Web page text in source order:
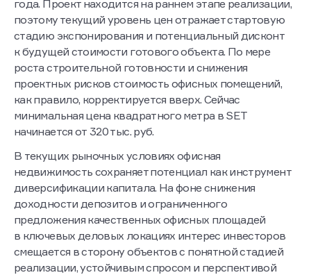
года. Проект находится на раннем этапе реализации,
поэтому текущий уровень цен отражает стартовую
стадию экспонирования и потенциальный дисконт
к будущей стоимости готового объекта. По мере
роста строительной готовности и снижения
проектных рисков стоимость офисных помещений,
как правило, корректируется вверх. Сейчас
минимальная цена квадратного метра в SET
начинается от 320 тыс. руб.
В текущих рыночных условиях офисная
недвижимость сохраняет потенциал как инструмент
диверсификации капитала. На фоне снижения
доходности депозитов и ограниченного
предложения качественных офисных площадей
в ключевых деловых локациях интерес инвесторов
смещается в сторону объектов с понятной стадией
реализации, устойчивым спросом и перспективой